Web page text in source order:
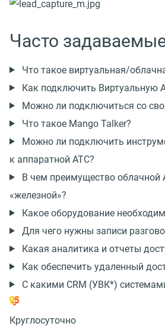
Часто
Что такое виртуальная/
Как подключить Виртуальную
Можно ли подключиться со
Что такое Mango Talker?
Можно ли подключить
к аппаратной АТС?
В чем преимущество облачной
«железной»?
Какое оборудование
Для чего нужны записи
Какая аналитика и отчеты
Как обеспечить удаленный
С какими CRM (УВК*)
Круглосуточно